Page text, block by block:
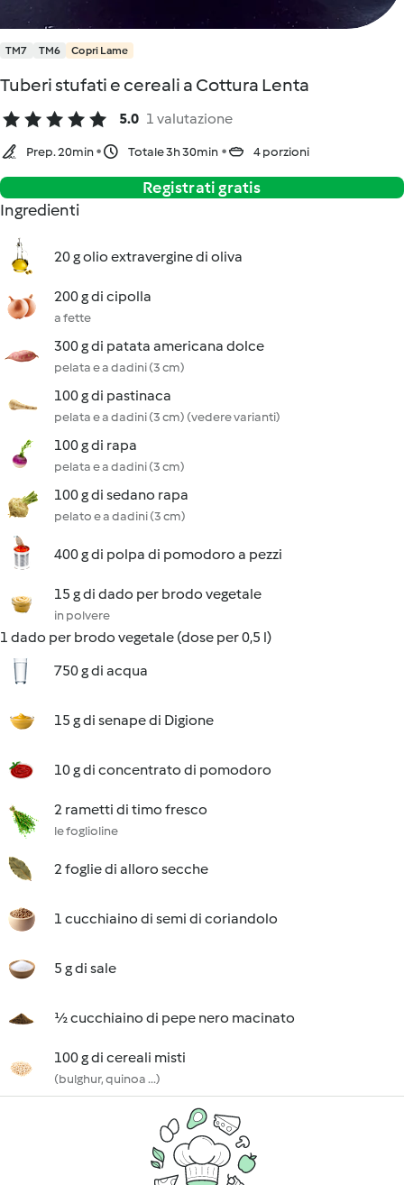
TM7 TM6 Copri Lame
Tuberi stufati e cereali a Cottura Lenta
5.0 1 valutazione
Prep. 20min Totale 3h 30min 4 porzioni
Registrati gratis
Ingredienti
20 g olio extravergine di oliva
200 g di cipolla
a fette
300 g di patata americana dolce
pelata e a dadini (3 cm)
100 g di pastinaca
pelata e a dadini (3 cm) (vedere varianti)
100 g di rapa
pelata e a dadini (3 cm)
100 g di sedano rapa
pelato e a dadini (3 cm)
400 g di polpa di pomodoro a pezzi
15 g di dado per brodo vegetale
in polvere
1 dado per brodo vegetale (dose per 0,5 l)
750 g di acqua
15 g di senape di Digione
10 g di concentrato di pomodoro
2 rametti di timo fresco
le foglioline
2 foglie di alloro secche
1 cucchiaino di semi di coriandolo
5 g di sale
½ cucchiaino di pepe nero macinato
100 g di cereali misti
(bulghur, quinoa ...)